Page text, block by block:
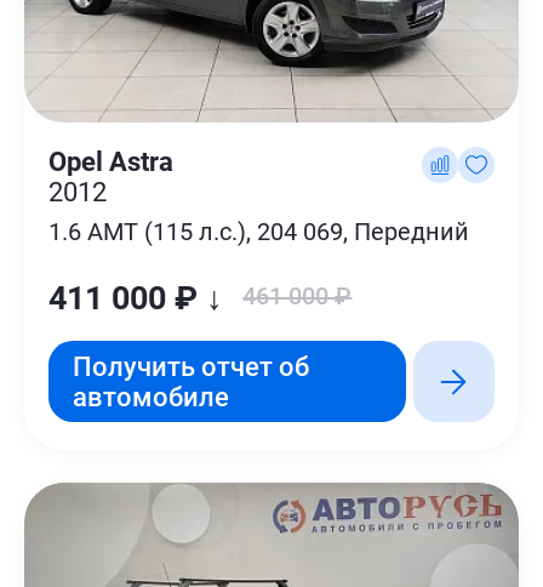
Opel Astra
2012
1.6 AMT (115 л.с.), 204 069, Передний
411 000 ₽ ↓ 461 000 ₽
Получить отчет об
автомобиле